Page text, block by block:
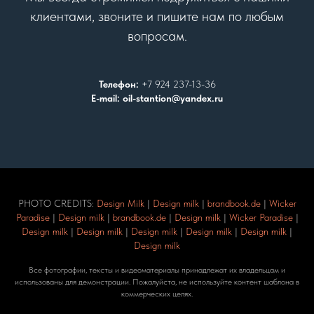
клиентами, звоните и пишите нам по любым
вопросам.
Телефон: +7 924 237-13-36
E-mail: oil-stantion@yandex.ru
PHOTO CREDITS: Design Milk | Design milk | brandbook.de| Wicker
Paradise| Design milk | brandbook.de| Design milk | Wicker Paradise|
Design milk | Design milk | Design milk | Design milk | Design milk |
Design milk
Все фотографии, тексты и видеоматериалы принадлежат их владельцам и
использованы для демонстрации. Пожалуйста, не используйте контент шаблона в
коммерческих целях.